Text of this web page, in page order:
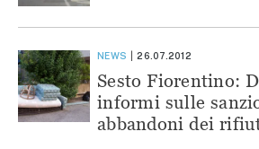
NEWS 26.07.2012
Sesto Fiorentino:
informi sulle
abbandoni dei